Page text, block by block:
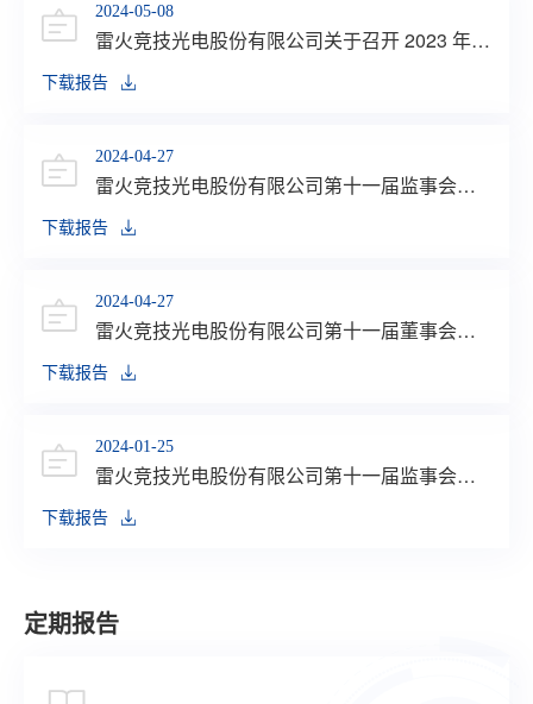
2024-05-08
雷火竞技光电股份有限公司关于召开 2023 年度
业绩说明会的公告
下载报告
2024-04-27
雷火竞技光电股份有限公司第十一届监事会第
六次会议决议公告
下载报告
2024-04-27
雷火竞技光电股份有限公司第十一届董事会第
十次会议决议公告
下载报告
2024-01-25
雷火竞技光电股份有限公司第十一届监事会第
八次会议决议公告
下载报告
定期报告